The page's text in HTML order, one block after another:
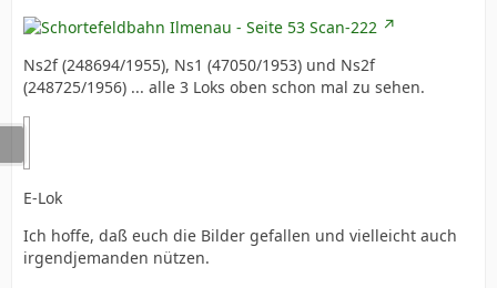
Ns2f (248694/1955), Ns1 (47050/1953) und Ns2f
(248725/1956) ... alle 3 Loks oben schon mal zu sehen.
E-Lok
Ich hoffe, daß euch die Bilder gefallen und vielleicht auch
irgendjemanden nützen.